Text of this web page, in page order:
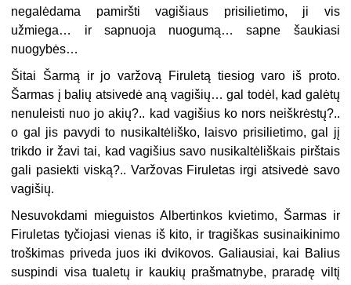
negalėdama pamiršti vagišiaus prisilietimo, ji vis
užmiega… ir sapnuoja nuogumą… sapne šaukiasi
nuogybės…
Šitai Šarmą ir jo varžovą Firuletą tiesiog varo iš proto.
Šarmas į balių atsivedė aną vagišių… gal todėl, kad galėtų
nenuleisti nuo jo akių?.. kad vagišius ko nors neiškrėstų?..
o gal jis pavydi to nusikaltėliško, laisvo prisilietimo, gal jį
trikdo ir žavi tai, kad vagišius savo nusikaltėliškais pirštais
gali pasiekti viską?.. Varžovas Firuletas irgi atsivedė savo
vagišių.
Nesuvokdami mieguistos Albertinkos kvietimo, Šarmas ir
Firuletas tyčiojasi vienas iš kito, ir tragiškas susinaikinimo
troškimas priveda juos iki dvikovos. Galiausiai, kai Balius
suspindi visa tualetų ir kaukių prašmatnybe, praradę viltį